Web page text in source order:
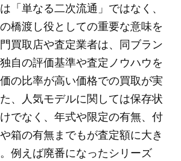
「単なる二次流通」ではなく、
橋渡し役としての重要な意味を
買取店や査定業者は、同ブラン
自の評価基準や査定ノウハウを
の比率が高い価格での買取が実
、人気モデルに関しては保存状
でなく、年式や限定の有無、付
箱の有無までもが査定額に大き
例えば廃番になったシリーズ